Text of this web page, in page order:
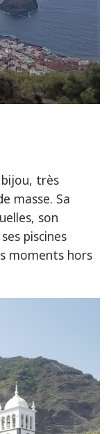
très
masse. Sa
son
piscines
moments hors